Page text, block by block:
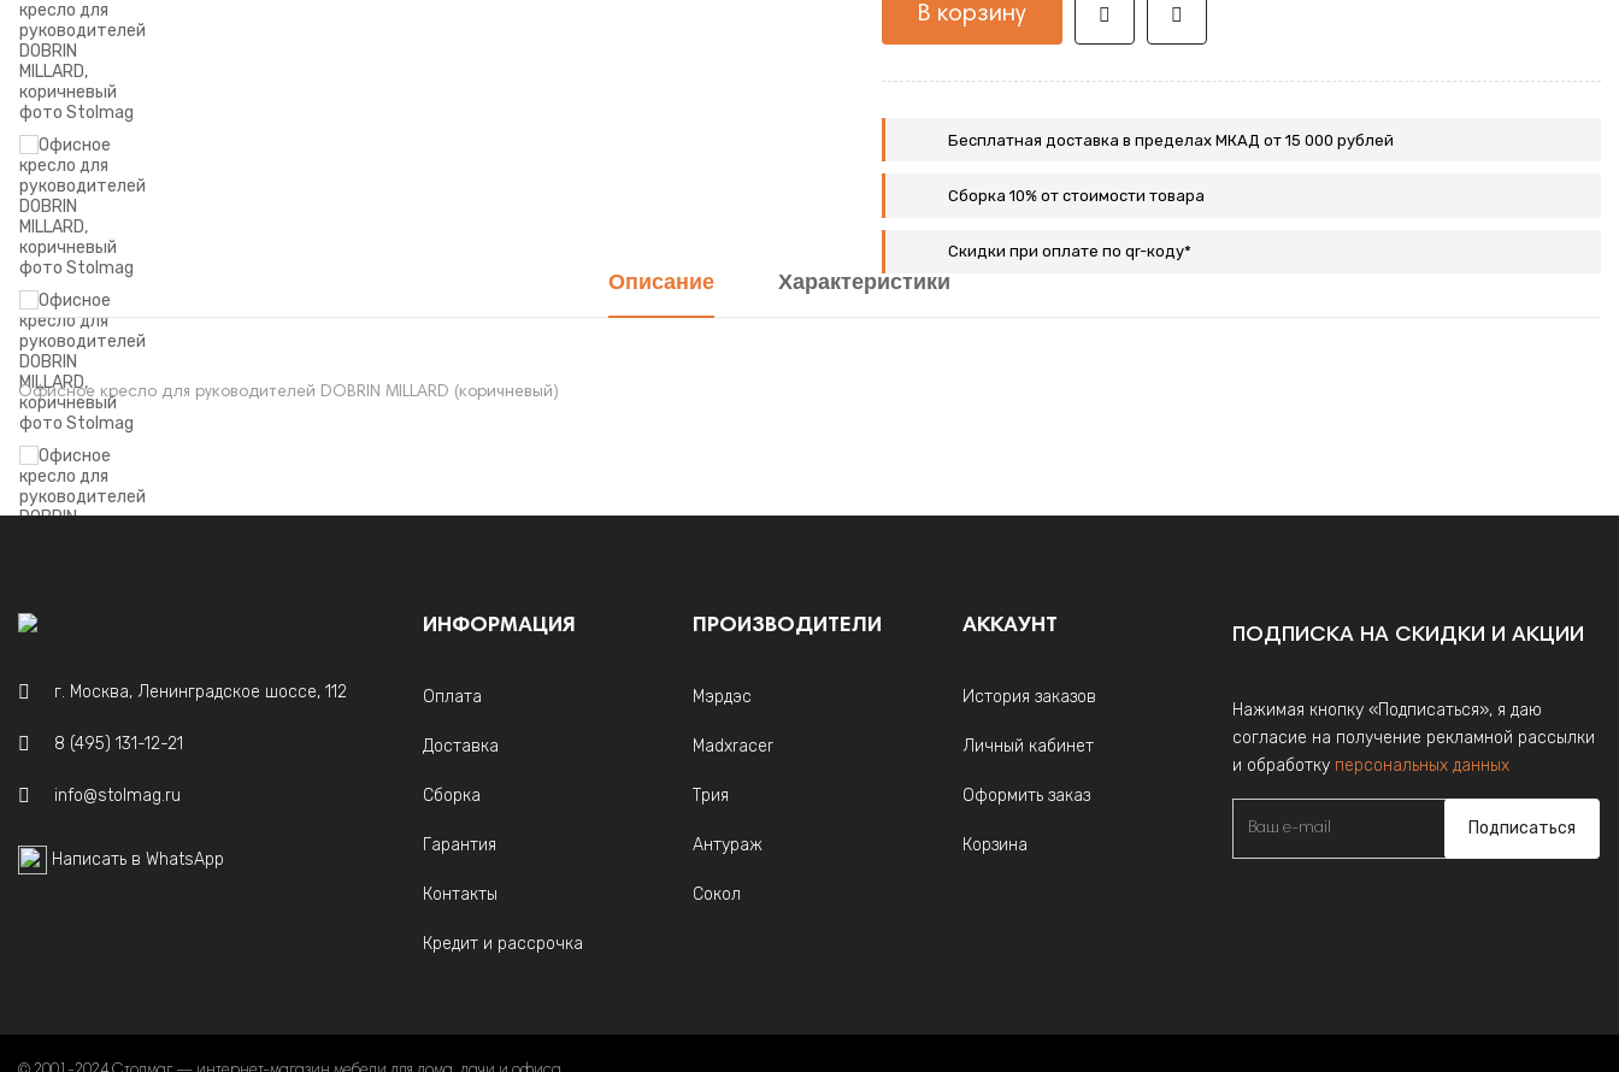
В корзину
Бесплатная доставка в пределах МКАД от 15 000 рублей
Сборка 10% от стоимости товара
Скидки при оплате по qr-коду*
Описание Характеристики
Офисное кресло для руководителей DOBRIN MILLARD (коричневый)
г. Москва, Ленинградское шоссе, 112
8 (495) 131-12-21
info@stolmag.ru
Написать в WhatsApp
ИНФОРМАЦИЯ
Оплата
Доставка
Сборка
Гарантия
Контакты
Кредит и рассрочка
ПРОИЗВОДИТЕЛИ
Мэрдэс
Madxracer
Трия
Антураж
Сокол
АККАУНТ
История заказов
Личный кабинет
Оформить заказ
Корзина
ПОДПИСКА НА СКИДКИ И АКЦИИ
Нажимая кнопку «Подписаться», я даю
согласие на получение рекламной рассылки
и обработку персональных данных
Подписаться